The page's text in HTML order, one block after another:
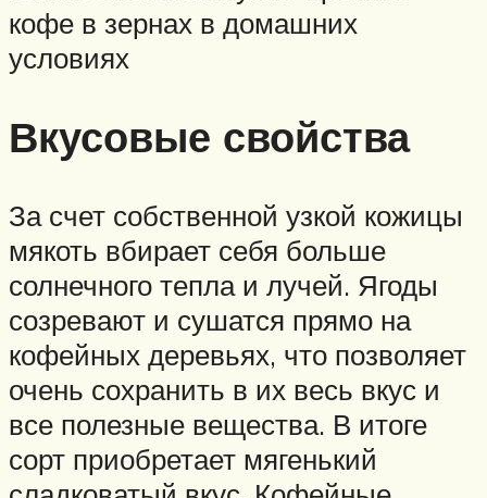
кофе в зернах в домашних
условиях
Вкусовые свойства
За счет собственной узкой кожицы
мякоть вбирает себя больше
солнечного тепла и лучей. Ягоды
созревают и сушатся прямо на
кофейных деревьях, что позволяет
очень сохранить в их весь вкус и
все полезные вещества. В итоге
сорт приобретает мягенький